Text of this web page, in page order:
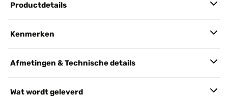
Productdetails
Kenmerken
Afmetingen & Technische details
Wat wordt geleverd